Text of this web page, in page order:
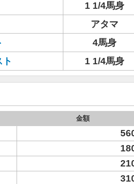
1 1/4馬身
アタマ
4馬身
1 1/4馬身
金額